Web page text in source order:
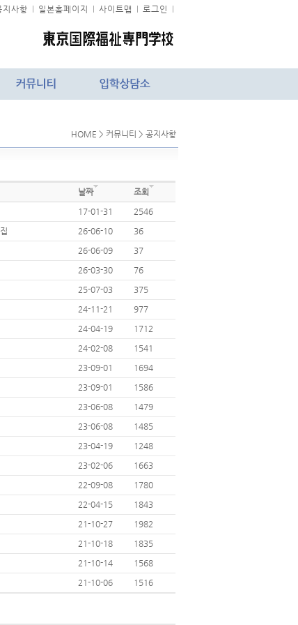
지사항 일본홈페이지 사이트맵 로그인
HOME > 커뮤니티 > 공지사항
날짜
조회
17-01-31
2546
26-06-10
36
26-06-09
37
26-03-30
76
25-07-03
375
24-11-21
977
24-04-19
1712
24-02-08
1541
23-09-01
1694
23-09-01
1586
23-06-08
1479
23-06-08
1485
23-04-19
1248
23-02-06
1663
22-09-08
1780
22-04-15
1843
21-10-27
1982
21-10-18
1835
21-10-14
1568
21-10-06 1516